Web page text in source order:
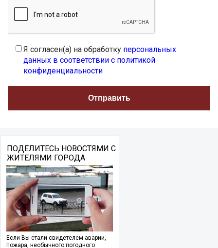
Я согласен(а) на обработку персональных
данных в соответствии с политикой
конфиденциальности
ПОДЕЛИТЕСЬ НОВОСТЯМИ С
ЖИТЕЛЯМИ ГОРОДА
Если Вы стали свидетелем аварии,
пожара, необычного погодного